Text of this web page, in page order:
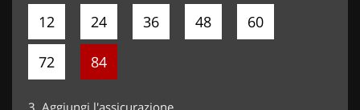
12 24 36 48 60
72 84